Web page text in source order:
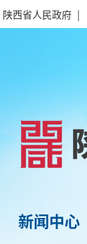
陕西省人民政府 |
新闻中心